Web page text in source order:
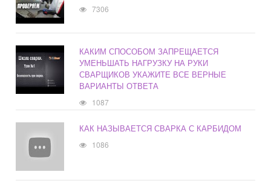
7306
КАКИМ СПОСОБОМ ЗАПРЕЩАЕТСЯ
УМЕНЬШАТЬ НАГРУЗКУ НА РУКИ
СВАРЩИКОВ УКАЖИТЕ ВСЕ ВЕРНЫЕ
ВАРИАНТЫ ОТВЕТА
1087
КАК НАЗЫВАЕТСЯ СВАРКА С КАРБИДОМ
1086